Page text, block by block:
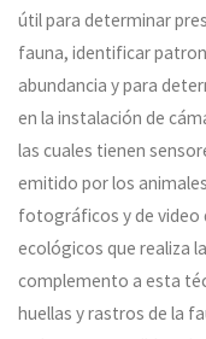
útil para determinar
fauna, identificar
abundancia y para
en la instalación de
las cuales tienen
emitido por los
fotográficos y de video
ecológicos que realiza
complemento a esta
huellas y rastros de la